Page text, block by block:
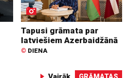
Tapusi grāmata par
latviešiem Azerbaidžānā
© DIENA